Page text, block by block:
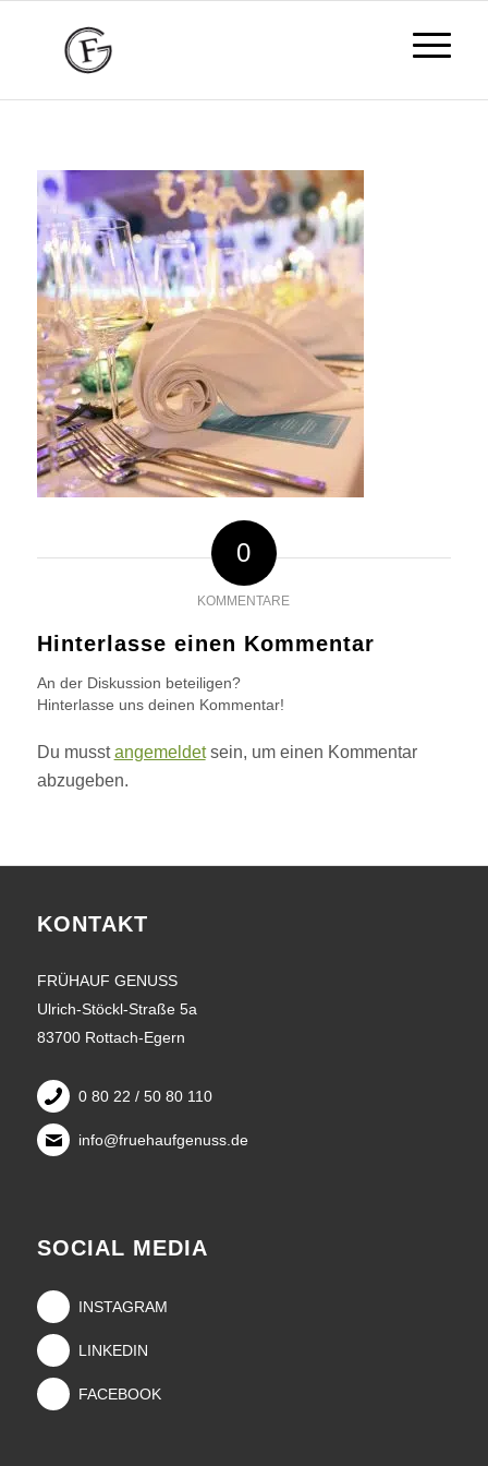
0
KOMMENTARE
Hinterlasse einen Kommentar
An der Diskussion beteiligen?
Hinterlasse uns deinen Kommentar!
Du musstangemeldetsein, um einen Kommentar
abzugeben.
KONTAKT
FRÜHAUF GENUSS
Ulrich-Stöckl-Straße 5a
83700 Rottach-Egern
0 80 22 / 50 80 110
info@fruehaufgenuss.de
SOCIAL MEDIA
INSTAGRAM
LINKEDIN
FACEBOOK